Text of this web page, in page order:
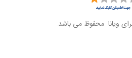
ویانا محفوظ می باشد.